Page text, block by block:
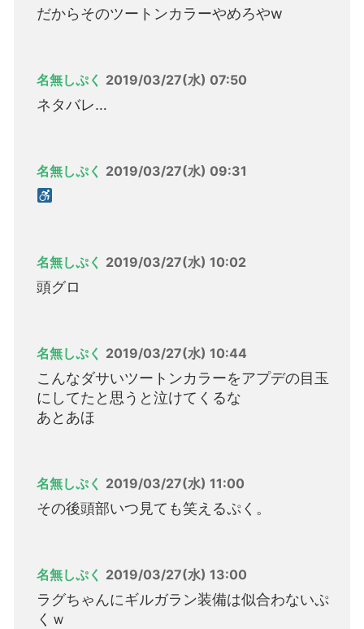
だからそのツートンカラーやめろやw
名無しぷく 2019/03/27(水) 07:50
ネタバレ…
名無しぷく 2019/03/27(水) 09:31
名無しぷく 2019/03/27(水) 10:02
頭グロ
名無しぷく 2019/03/27(水) 10:44
こんなダサいツートンカラーをアプデの目玉
にしてたと思うと泣けてくるな
あとあほ
名無しぷく 2019/03/27(水) 11:00
その後頭部いつ見ても笑えるぷく。
名無しぷく 2019/03/27(水) 13:00
ラグちゃんにギルガラン装備は似合わないぷ
くｗ